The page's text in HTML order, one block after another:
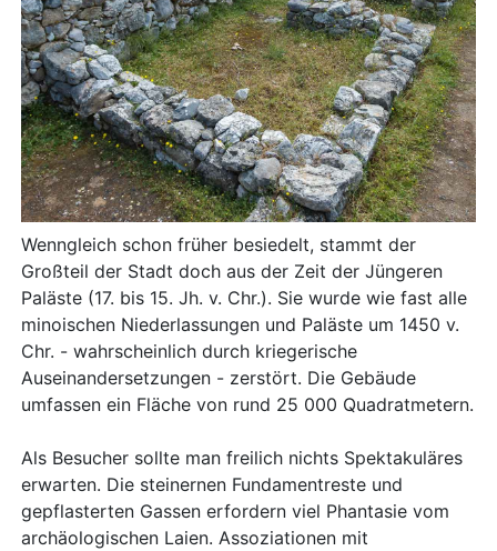
Wenngleich schon früher besiedelt, stammt der
Großteil der Stadt doch aus der Zeit der Jüngeren
Paläste (17. bis 15. Jh. v. Chr.). Sie wurde wie fast alle
minoischen Niederlassungen und Paläste um 1450 v.
Chr. - wahrscheinlich durch kriegerische
Auseinandersetzungen - zerstört. Die Gebäude
umfassen ein Fläche von rund 25 000 Quadratmetern.
Als Besucher sollte man freilich nichts Spektakuläres
erwarten. Die steinernen Fundamentreste und
gepflasterten Gassen erfordern viel Phantasie vom
archäologischen Laien. Assoziationen mit